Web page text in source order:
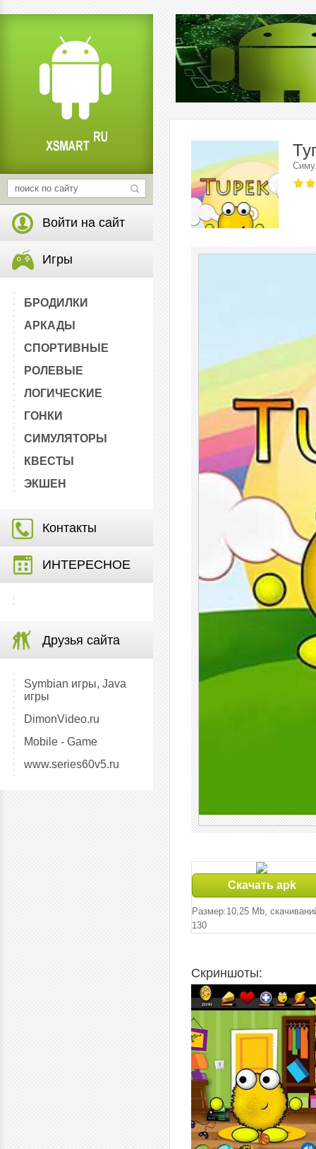
Войти на сайт
Игры
БРОДИЛКИ
АРКАДЫ
СПОРТИВНЫЕ
РОЛЕВЫЕ
ЛОГИЧЕСКИЕ
ГОНКИ
СИМУЛЯТОРЫ
КВЕСТЫ
ЭКШЕН
Контакты
ИНТЕРЕСНОЕ
Друзья сайта
Symbian игры, Java
игры
DimonVideo.ru
Mobile - Game
www.series60v5.ru
Скачать apk
Размер:10,25 Mb,
130
Скриншоты: